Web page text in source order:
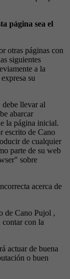
página sea el
otras páginas con
siguientes
a la
su
debe llevar al
abarcar
la página inicial.
escrito de Cano
de cualquier
parte de su web
sobre
acerca de
de Cano Pujol ,
con la
actuar de buena
o buen